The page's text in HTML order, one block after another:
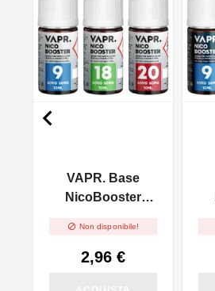
VAPR. Base
NicoBooster
 Non disponibile!
2,96 €
